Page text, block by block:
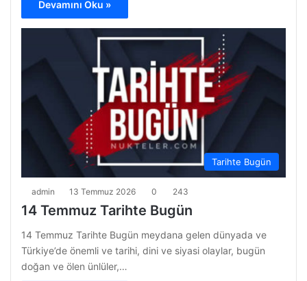
Devamını Oku »
Tarihte Bugün
admin 13 Temmuz 2026 0 243
14 Temmuz Tarihte Bugün
14 Temmuz Tarihte Bugün meydana gelen dünyada ve
Türkiye’de önemli ve tarihi, dini ve siyasi olaylar, bugün
doğan ve ölen ünlüler,…